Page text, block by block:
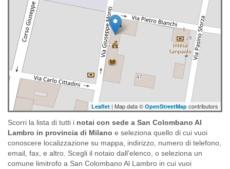
Leaflet | Map data © OpenStreetMap contributors
Scorri la lista di tutti i notai con sede a San Colombano Al
Lambro in provincia di Milano e seleziona quello di cui vuoi
conoscere localizzazione su mappa, indirizzo, numero di telefono,
email, fax, e altro. Scegli il notaio dall’elenco, o seleziona un
comune limitrofo a San Colombano Al Lambro in cui vuoi